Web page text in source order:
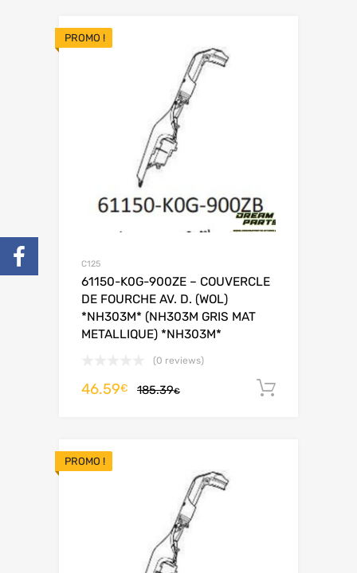
PROMO !
C125
61150-K0G-900ZE – COUVERCLE
DE FOURCHE AV. D. (WOL)
*NH303M* (NH303M GRIS MAT
METALLIQUE) *NH303M*
(0 reviews)
185.39€
46.59€
PROMO !